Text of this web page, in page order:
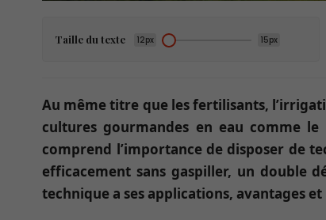
Taille du texte 12px 15px
Au même titre que les fertilisants,
cultures gourmandes en eau comme
comprend l’importance de disposer de
efficacement sans gaspiller, un double
technique a ses applications, avantages